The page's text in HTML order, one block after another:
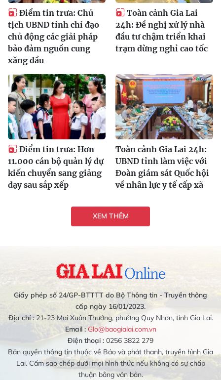
Điểm tin trưa: Chủ
tịch UBND tỉnh chỉ đạo
chủ động các giải pháp
bảo đảm nguồn cung
xăng dầu
Toàn cảnh Gia Lai
24h: Đề nghị xử lý nhà
đầu tư chậm triển khai
trạm dừng nghỉ cao tốc
Điểm tin trưa: Hơn
11.000 cán bộ quản lý dự
kiến chuyển sang giảng
dạy sau sắp xếp
Toàn cảnh Gia Lai 24h:
UBND tỉnh làm việc với
Đoàn giám sát Quốc hội
về nhân lực y tế cấp xã
XEM THÊM
Giấy phép số 24/GP-BTTTT do Bộ Thông tin - Truyền thông
cấp ngày 16/01/2023.
Địa chỉ :21-23 Mai Xuân Thưởng, phường Quy Nhơn, tỉnh Gia Lai.
Email : Glo@baogialai.com.vn
Điện thoại : 0256 3822 279
Bản quyền thông tin thuộc về Báo và phát thanh, truyền hình Gia
Lai. Cấm sao chép dưới mọi hình thức nếu không có sự chấp
thuận bằng văn bản.